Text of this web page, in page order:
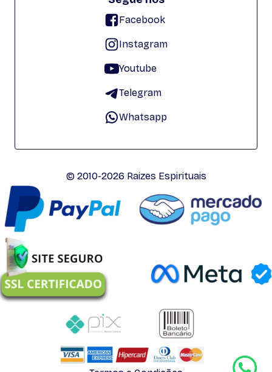
Facebook
Instagram
Youtube
Telegram
Whatsapp
© 2010-2026 Raizes Espirituais